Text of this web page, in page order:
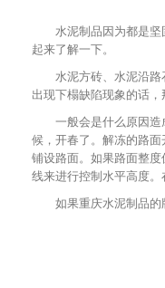
水泥制品因为都是
起来了解一下。
水泥方砖、水泥沿
出现下榻缺陷现象的话，
一般会是什么原因
候，开春了。解冻的路
铺设路面。如果路面整
线来进行控制水平高度。
如果重庆水泥制品